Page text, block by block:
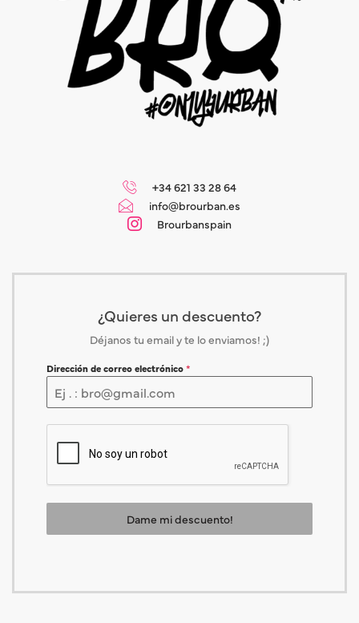
+34 621 33 28 64
info@brourban.es
Brourbanspain
¿Quieres un descuento?
Déjanos tu email y te lo enviamos! ;)
Dirección de correo electrónico*
Dame mi descuento!